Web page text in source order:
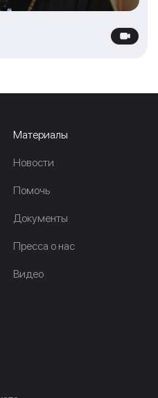
Материалы
Новости
Помочь
Документы
Пресса о нас
Видео